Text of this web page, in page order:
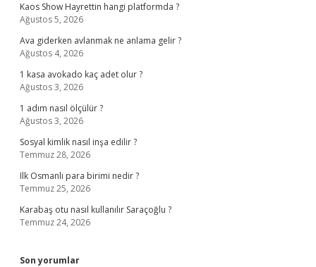
Kaos Show Hayrettin hangi platformda ?
Ağustos 5, 2026
Ava giderken avlanmak ne anlama gelir ?
Ağustos 4, 2026
1 kasa avokado kaç adet olur ?
Ağustos 3, 2026
1 adım nasıl ölçülür ?
Ağustos 3, 2026
Sosyal kimlik nasıl inşa edilir ?
Temmuz 28, 2026
Ilk Osmanlı para birimi nedir ?
Temmuz 25, 2026
Karabaş otu nasıl kullanılır Saraçoğlu ?
Temmuz 24, 2026
Son yorumlar